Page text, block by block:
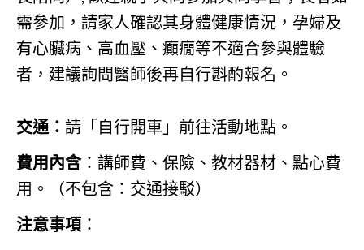
需參加，請家人確認其身體健康情況，孕婦及
有心臟病、高血壓、癲癇等不適合參與體驗
者，建議詢問醫師後再自行斟酌報名。
交通： 請「自行開車」前往活動地點。
費用內含：講師費、保險、教材器材、點心費
用。（不包含：交通接駁）
注意事項 ：